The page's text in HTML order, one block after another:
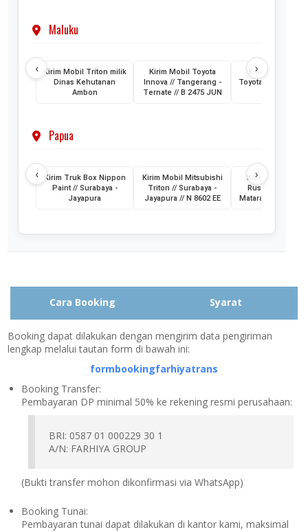
Maluku
‹
Kirim Mobil Triton milik
Dinas Kehutanan
Ambon
Kirim Mobil Toyota
Innova // Tangerang -
Ternate // B 2475 JUN
Kirim 2 Unit
Toyota HiAce //
›
Papua
‹
Kirim Truk Box Nippon
Paint // Surabaya -
Jayapura
Kirim Mobil Mitsubishi
Triton // Surabaya -
Jayapura // N 8602 EE
Kirim Mobil
Rush //
Mataram // PA
›
Cara Booking Syarat
Booking dapat dilakukan dengan mengirim data pengiriman
lengkap melalui tautan form di bawah ini:
formbookingfarhiyatrans
Booking Transfer:
Pembayaran DP minimal 50% ke rekening resmi perusahaan:
BRI: 0587 01 000229 30 1
A/N: FARHIYA GROUP
(Bukti transfer mohon dikonfirmasi via WhatsApp)
Booking Tunai:
Pembayaran tunai dapat dilakukan di kantor kami, maksimal